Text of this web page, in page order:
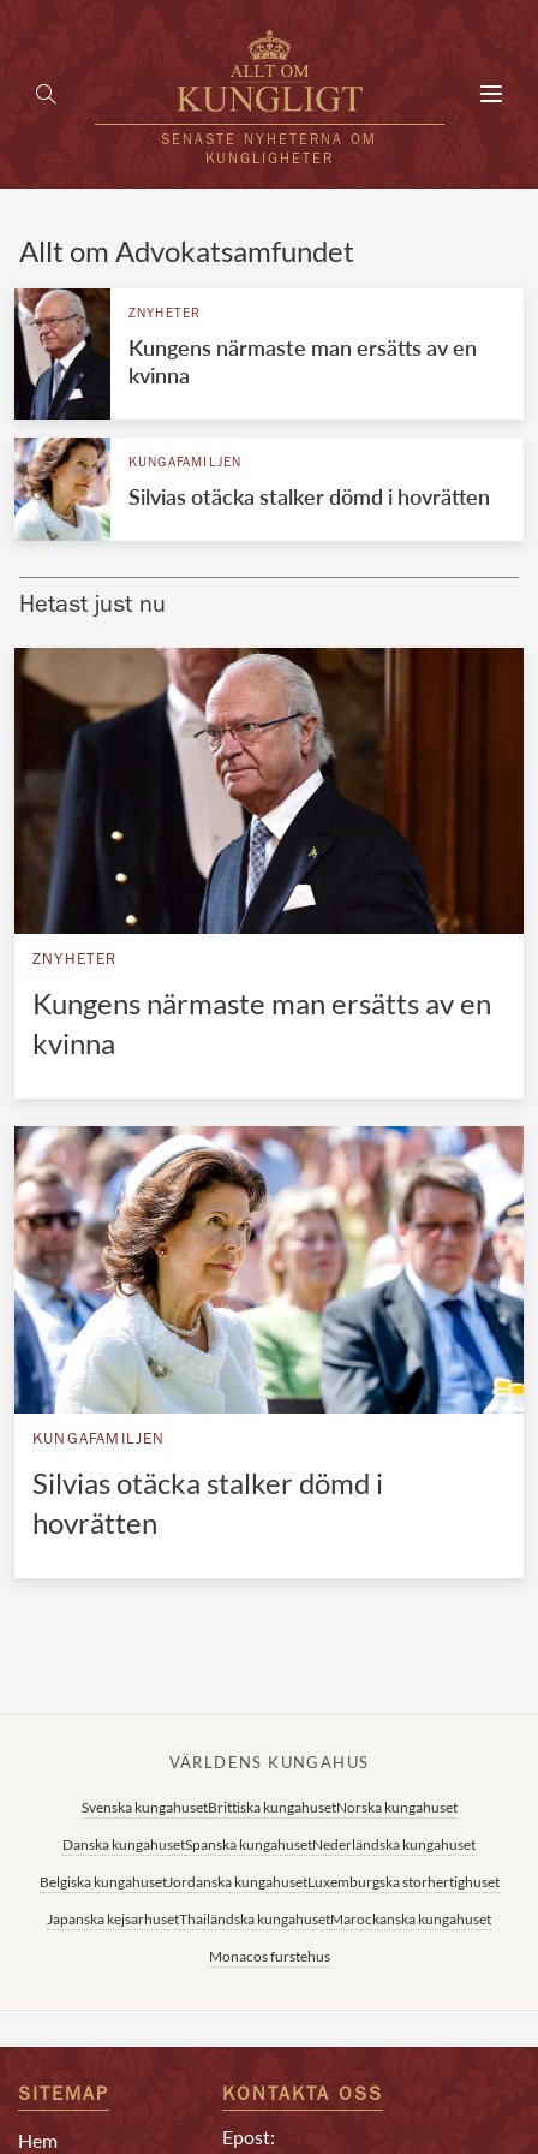
SENASTE NYHETERNA OM
KUNGLIGHETER
UTLÄNDSKT
VÄRLDENS KUNGAHUS
Svenska kungahuset
Norska kungahuset
Spanska kungahuset
Nederländska kungahuset
Belgiska kungahuset
Jordanska kungahuset
Luxemburgska storhertighuset
Japanska kejsarhuset
Thailändska kungahuset
Monacos furstehus
Allt om Advokatsamfundet
ZNYHETER
Kungens närmaste man ersätts av en
kvinna
KUNGAFAMILJEN
Silvias otäcka stalker dömd i hovrätten
Hetast just nu
ZNYHETER
Kungens närmaste man ersätts av en
kvinna
KUNGAFAMILJEN
Silvias otäcka stalker dömd i
hovrätten
VÄRLDENS KUNGAHUS
Svenska kungahusetBrittiska kungahusetNorska kungahuset
Danska kungahusetSpanska kungahusetNederländska kungahuset
Belgiska kungahusetJordanska kungahusetLuxemburgska storhertighuset
Japanska kejsarhusetThailändska kungahusetMarockanska kungahuset
Monacos furstehus
SITEMAP
Hem
KONTAKTA OSS
Epost: